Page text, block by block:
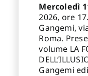
Mercoledì
2026, ore
Gangemi,
Roma.
volume LA
Gangemi